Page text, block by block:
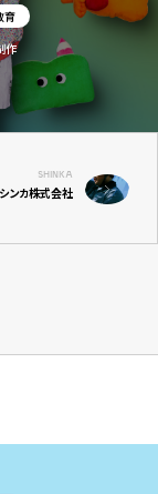
育
作
SHINKA
シンカ株式会社